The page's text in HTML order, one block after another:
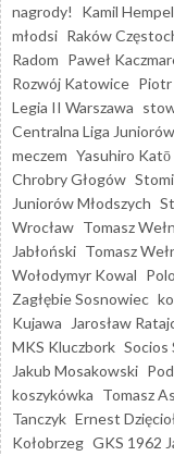
nagrody!
Kamil Hempel
młodsi Raków
Radom Paweł
Rozwój Katowice Piotr
Legia II Warszawa
Centralna Liga Juniorów
meczem Yasuhiro Katō
Chrobry Głogów
Juniorów Młodszych
Wrocław Tomasz
Jabłoński Tomasz
Wołodymyr Kowal
Zagłębie Sosnowiec
Kujawa
Jarosław
MKS Kluczbork Socios
Jakub Mosakowski
koszykówka Tomasz
Tanczyk Ernest
Kołobrzeg GKS 1962